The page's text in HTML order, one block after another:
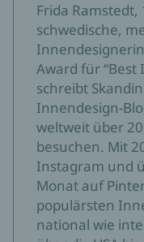
Frida Ramstedt,
schwedische,
Award für “Best
schreibt
Innendesign-
weltweit über
besuchen. Mit
Instagram und
Monat auf
populärsten
national wie